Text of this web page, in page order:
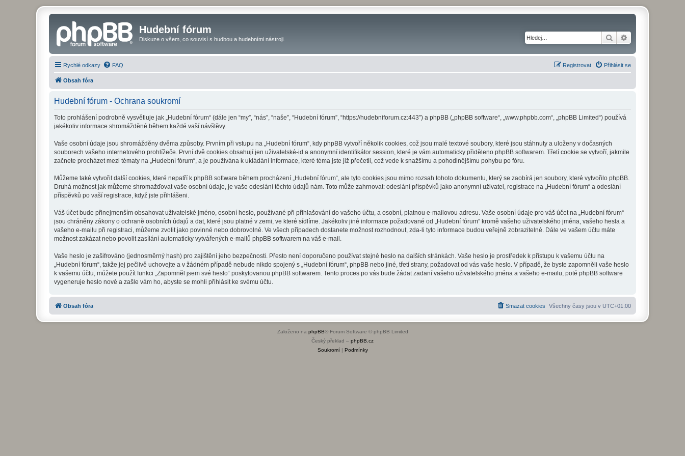
Hudební fórum
Diskuze o všem, co souvisí s hudbou a hudebními nástroji. Hledat
Rychlé odkazy FAQ Přihlásit se
Registrovat
Obsah fóra
Hudební fórum - Ochrana soukromí
Toto prohlášení podrobně vysvětluje jak „Hudební fórum“ (dále jen “my”, “nás”, “naše”, “Hudební fórum”, “https://hudebniforum.cz:443”) a phpBB („phpBB software“, „www.phpbb.com“, „phpBB Limited“) používá
jakékoliv informace shromážděné během každé vaší návštěvy.
Vaše osobní údaje jsou shromážděny dvěma způsoby. Prvním při vstupu na „Hudební fórum“, kdy phpBB vytvoří několik cookies, což jsou malé textové soubory, které jsou stáhnuty a uloženy v dočasných
souborech vašeho internetového prohlížeče. První dvě cookies obsahují jen uživatelské-id a anonymní identifikátor session, které je vám automaticky přiděleno phpBB softwarem. Třetí cookie se vytvoří, jakmile
začnete procházet mezi tématy na „Hudební fórum“, a je používána k ukládání informace, které téma jste již přečetli, což vede k snažšímu a pohodlnějšímu pohybu po fóru.
Můžeme také vytvořit další cookies, které nepatří k phpBB software během procházení „Hudební fórum“, ale tyto cookies jsou mimo rozsah tohoto dokumentu, který se zaobírá jen soubory, které vytvořilo phpBB.
Druhá možnost jak můžeme shromažďovat vaše osobní údaje, je vaše odeslání těchto údajů nám. Toto může zahrnovat: odeslání příspěvků jako anonymní uživatel, registrace na „Hudební fórum“ a odeslání
příspěvků po vaší registrace, když jste přihlášeni.
Váš účet bude přinejmenším obsahovat uživatelské jméno, osobní heslo, používané při přihlašování do vašeho účtu, a osobní, platnou e-mailovou adresu. Vaše osobní údaje pro váš účet na „Hudební fórum“
jsou chráněny zákony o ochraně osobních údajů a dat, které jsou platné v zemi, ve které sídlíme. Jakékoliv jiné informace požadované od „Hudební fórum“ kromě vašeho uživatelského jména, vašeho hesla a
vašeho e-mailu při registraci, můžeme zvolit jako povinné nebo dobrovolné. Ve všech případech dostanete možnost rozhodnout, zda-li tyto informace budou veřejně zobrazitelné. Dále ve vašem účtu máte
možnost zakázat nebo povolit zasílání automaticky vytvářených e-mailů phpBB softwarem na váš e-mail.
Vaše heslo je zašifrováno (jednosměrný hash) pro zajištění jeho bezpečnosti. Přesto není doporučeno používat stejné heslo na dalších stránkách. Vaše heslo je prostředek k přístupu k vašemu účtu na
„Hudební fórum“, takže jej pečlivě uchovejte a v žádném případě nebude nikdo spojený s „Hudební fórum“, phpBB nebo jiné, třetí strany, požadovat od vás vaše heslo. V případě, že byste zapomněli vaše heslo
k vašemu účtu, můžete použít funkci „Zapomněl jsem své heslo“ poskytovanou phpBB softwarem. Tento proces po vás bude žádat zadaní vašeho uživatelského jména a vašeho e-mailu, poté phpBB software
vygeneruje heslo nové a zašle vám ho, abyste se mohli přihlásit ke svému účtu.
Obsah fóra Všechny časy jsou v UTC+01:00
Smazat cookies
Založeno na phpBB® Forum Software © phpBB Limited
Český překlad – phpBB.cz
Soukromí| Podmínky